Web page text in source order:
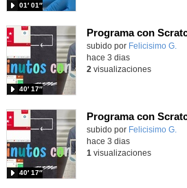
01′ 01″
Contenido educativo.
subido por Felicisimo G.
40′ 17″
hace 3 dias
2 visualizaciones
Contenido educativo.
subido por Felicisimo G.
40′ 17″
hace 3 dias
1 visualizaciones